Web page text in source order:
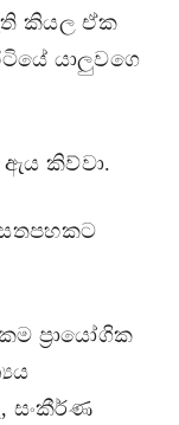
කියල ඒක
යාලුවගෙ
ඇය කිව්වා.
ප්‍රායෝගික
සංකීර්ණ